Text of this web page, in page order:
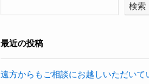
検索
最近の投稿
遠方からもご相談にお越しいただいて